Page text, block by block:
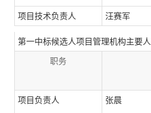
项目技术负责人 汪赛军
第一中标候选人项目管理机构主要
职务
项目负责人 张晨